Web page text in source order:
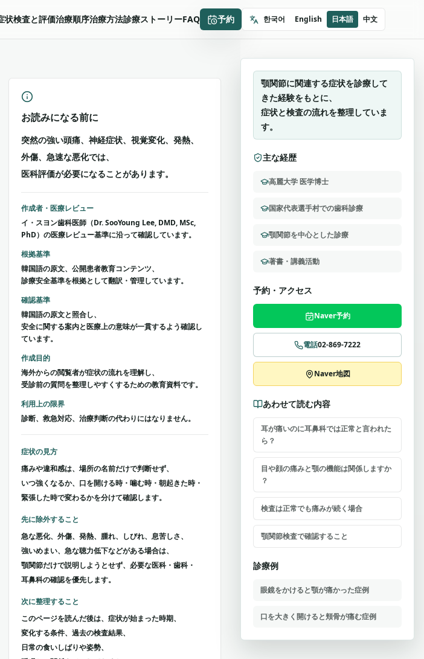
状検査と評価治療順序治療方法診療ストーリーFAQ 予約 한국어 English 日本語 中文
お読みになる前に
突然の強い頭痛、神経症状、視覚変化、発熱、
外傷、急速な悪化では、
医科評価が必要になることがあります。
作成者・医療レビュー
イ・スヨン歯科医師（Dr. SooYoung Lee, DMD, MSc,
PhD）の医療レビュー基準に沿って確認しています。
根拠基準
韓国語の原文、公開患者教育コンテンツ、
診療安全基準を根拠として翻訳・管理しています。
確認基準
韓国語の原文と照合し、
安全に関する案内と医療上の意味が一貫するよう確認し
ています。
作成目的
海外からの閲覧者が症状の流れを理解し、
受診前の質問を整理しやすくするための教育資料です。
利用上の限界
診断、救急対応、治療判断の代わりにはなりません。
症状の見方
痛みや違和感は、場所の名前だけで判断せず、
いつ強くなるか、口を開ける時・噛む時・朝起きた時・
緊張した時で変わるかを分けて確認します。
先に除外すること
急な悪化、外傷、発熱、腫れ、しびれ、息苦しさ、
強いめまい、急な聴力低下などがある場合は、
顎関節だけで説明しようとせず、必要な医科・歯科・
耳鼻科の確認を優先します。
次に整理すること
このページを読んだ後は、症状が始まった時期、
変化する条件、過去の検査結果、
日常の食いしばりや姿勢、
李秀英 院長
顎関節を中心とした診療
顎関節に関連する症状を診療して
きた経験をもとに、
症状と検査の流れを整理していま
す。
主な経歴
高麗大学 医学博士
国家代表選手村での歯科診療
顎関節を中心とした診療
著書・講義活動
予約・アクセス
Naver予約
電話02-869-7222
Naver地図
あわせて読む内容
耳が痛いのに耳鼻科では正常と言われた
ら？
目や顔の痛みと顎の機能は関係しますか
？
検査は正常でも痛みが続く場合
顎関節検査で確認すること
診療例
眼鏡をかけると顎が痛かった症例
口を大きく開けると頬骨が痛む症例